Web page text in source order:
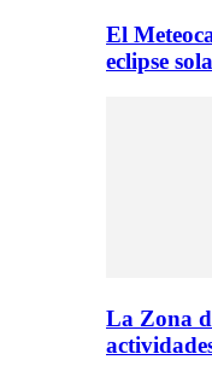
El
eclipse
La Zona